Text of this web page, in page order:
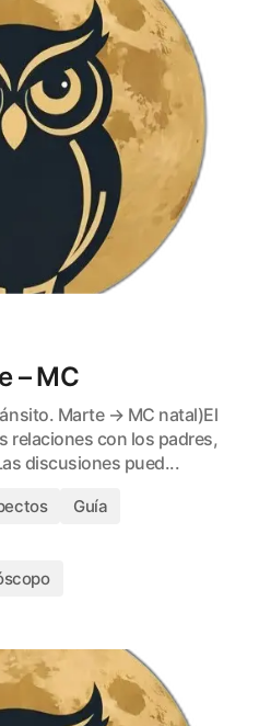
– MC
Marte → MC natal)El
relaciones con los padres,
discusiones pued...
Guía